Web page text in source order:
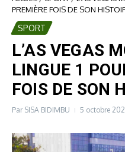
PREMIÈRE FOIS DE SON
SPORT
L’AS VEGAS
LINGUE 1
FOIS DE SON
Par SISA BIDIMBU 5 octobre